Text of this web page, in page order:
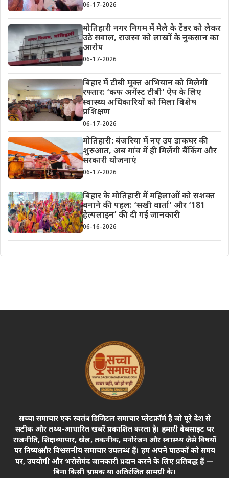
06-17-2026
मोतिहारी नगर निगम में मेले के टेंडर को लेकर
उठे सवाल, राजस्व को लाखों के नुकसान का
आरोप
06-17-2026
बिहार में टीबी मुक्त अभियान को मिलेगी
रफ्तार: ‘कफ अगेंस्ट टीबी’ ऐप के लिए
स्वास्थ्य अधिकारियों को मिला विशेष
प्रशिक्षण
06-17-2026
मोतिहारी: बंजरिया में नए उप डाकघर की
शुरुआत, अब गांव में ही मिलेंगी बैंकिंग और
सरकारी योजनाएं
06-17-2026
बिहार के मोतिहारी में महिलाओं को सशक्त
बनाने की पहल: ‘सखी वार्ता’ और ‘181
हेल्पलाइन’ की दी गई जानकारी
06-16-2026
सच्चा समाचार एक स्वतंत्र डिजिटल समाचार प्लेटफ़ॉर्म है जो पूरे देश से
सटीक और तथ्य-आधारित खबरें प्रकाशित करता है। हमारी वेबसाइट पर
राजनीति, शिक्षा, व्यापार, खेल, तकनीक, मनोरंजन और स्वास्थ्य जैसे विषयों
पर निष्पक्ष और विश्वसनीय समाचार उपलब्ध हैं। हम अपने पाठकों को समय
पर, उपयोगी और भरोसेमंद जानकारी प्रदान करने के लिए प्रतिबद्ध हैं —
बिना किसी भ्रामक या अतिरंजित सामग्री के।